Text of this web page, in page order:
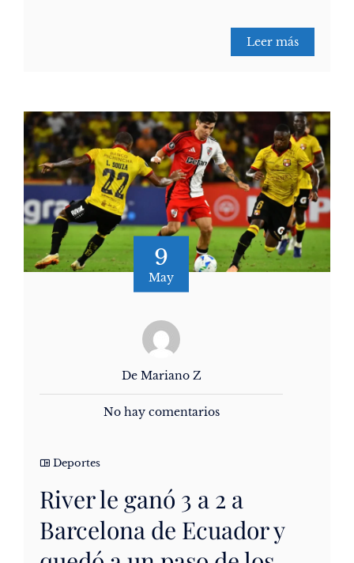
Leer más
9
May
De Mariano Z
No hay comentarios
Deportes
River le ganó 3 a 2 a
Barcelona de Ecuador y